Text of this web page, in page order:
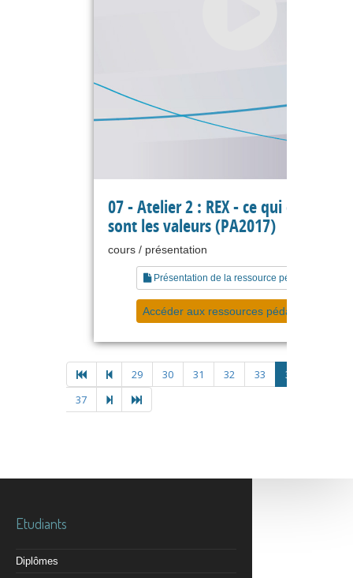
07 - Atelier 2 : REX - ce qui compte
sont les valeurs (PA2017)
cours / présentation
Présentation de la ressource pédagogique
Accéder aux ressources pédagogiques
29 30 31 32 33 34
37
Etudiants
Diplômes